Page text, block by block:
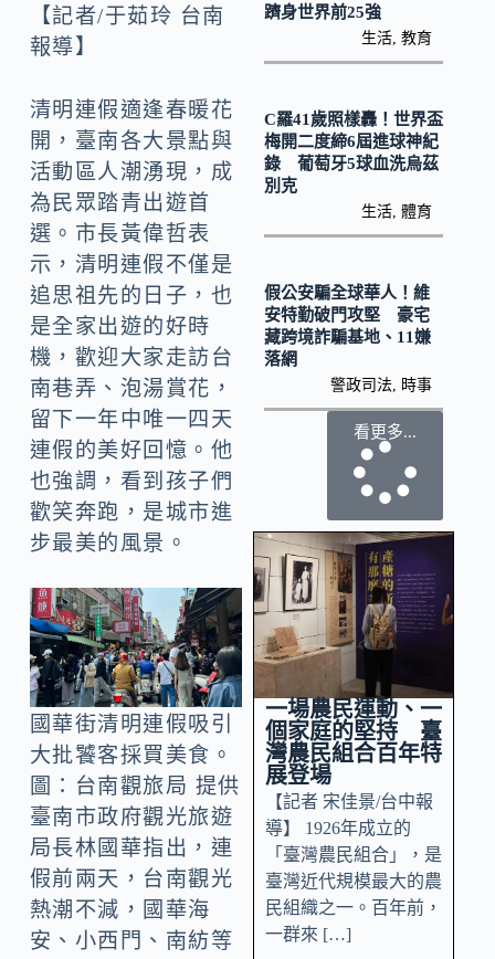
【記者/于茹玲 台南
報導】
清明連假適逢春暖花
開，臺南各大景點與
活動區人潮湧現，成
為民眾踏青出遊首
選。市長黃偉哲表
示，清明連假不僅是
追思祖先的日子，也
是全家出遊的好時
機，歡迎大家走訪台
南巷弄、泡湯賞花，
留下一年中唯一四天
連假的美好回憶。他
也強調，看到孩子們
歡笑奔跑，是城市進
步最美的風景。
國華街清明連假吸引
大批饕客採買美食。
圖：台南觀旅局 提供
臺南市政府觀光旅遊
局長林國華指出，連
假前兩天，台南觀光
熱潮不減，國華海
安、小西門、南紡等
躋身世界前25強
生活 ,教育
C羅41歲照樣轟！世界盃
梅開二度締6屆進球神紀
錄 葡萄牙5球血洗烏茲
別克
生活 ,體育
假公安騙全球華人！維
安特勤破門攻堅 豪宅
藏跨境詐騙基地、11嫌
落網
警政司法 時事
看更多...
一場農民運動、一
個家庭的堅持 臺
灣農民組合百年特
展登場
【記者 宋佳景/台中報
導】 1926年成立的
「臺灣農民組合」，是
臺灣近代規模最大的農
民組織之一。百年前，
一群來 […]